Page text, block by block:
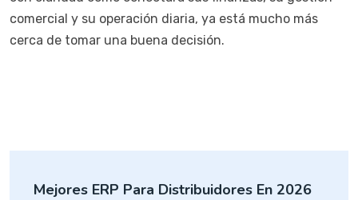
comercial y su operación diaria, ya está mucho más
cerca de tomar una buena decisión.
Mejores ERP Para Distribuidores En 2026